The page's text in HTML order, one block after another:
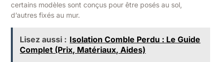
certains modèles sont conçus pour être posés au sol,
d’autres fixés au mur.
Lisez aussi : Isolation Comble Perdu : Le Guide
Complet (Prix, Matériaux, Aides)